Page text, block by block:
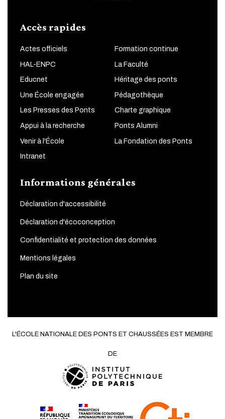
Accès rapides
Actes officiels Formation continue
HAL-ENPC La Faculté
Educnet Héritage des ponts
Une École engagée Pédagothèque
Les Presses des Ponts Charte graphique
Appui à la recherche Ponts Alumni
Venir à l'École La Fondation des Ponts
Intranet
Informations générales
Déclaration d'accessibilité
Déclaration d'écoconception
Confidentialité et protection des données
Mentions légales
Plan du site
L'ÉCOLE NATIONALE DES PONTS ET CHAUSSÉES EST MEMBRE
DE